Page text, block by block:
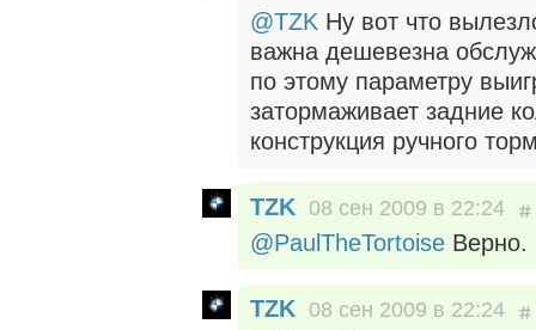
@TZK Ну вот что
важна дешевезна
по этому параметру
затормаживает задние
конструкция ручного
TZK 08 сен 2009 в 22:24
@PaulTheTortoise Верно.
TZK 08 сен 2009 в 22:24